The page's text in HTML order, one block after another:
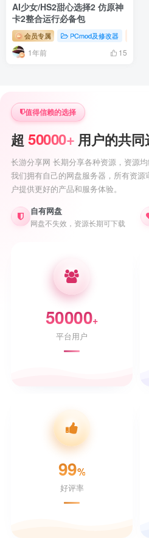
AI少女/HS2甜心选择2 仿原神
卡2整合运行必备包
会员专属 PCmod及修改器
1年前 15
值得信赖的选择
超50000+ 用户的共同
长游分享网 长期分享各种资源，资源均
我们拥有自己的网盘服务器，所有资
户提供更好的产品和服务体验。
自有网盘
网盘不失效，资源长期可下载
50000+
平台用户
99%
好评率